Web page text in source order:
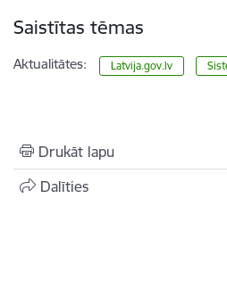
Saistītas tēmas
Aktualitātes: Latvija.gov.lv
Drukāt lapu
Dalīties